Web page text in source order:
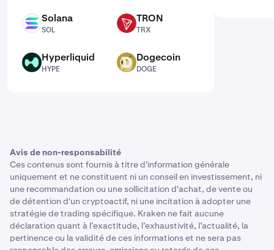
SOL Solana
SOL
TRX TRON
TRX
HYPE Hyperliquid
HYPE
DOGE Dogecoin
DOGE
Avis de non-responsabilité
Ces contenus sont fournis à titre d'information générale
uniquement et ne constituent ni un conseil en investissement, ni
une recommandation ou une sollicitation d'achat, de vente ou
de détention d'un cryptoactif, ni une incitation à adopter une
stratégie de trading spécifique. Kraken ne fait aucune
déclaration quant à l’exactitude, l’exhaustivité, l’actualité, la
pertinence ou la validité de ces informations et ne sera pas